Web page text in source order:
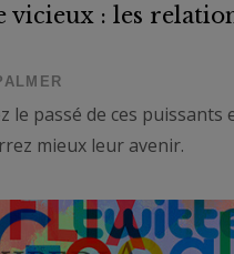
vicieux : les
le passé de ces puissants
mieux leur avenir.